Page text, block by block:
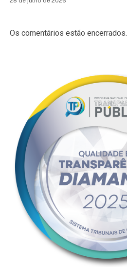
Os comentários estão encerrados.